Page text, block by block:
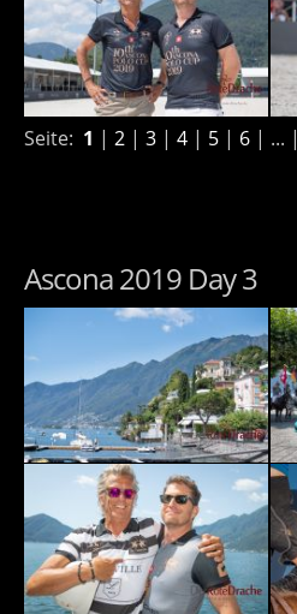
Seite: 1 | 2 | 3 | 4 | 5 | 6 | ... |
Ascona 2019 Day 3